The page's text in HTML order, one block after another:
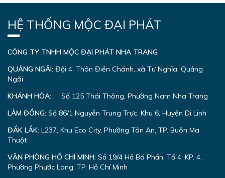
HỆ THỐNG MỘC ĐẠI PHÁT
CÔNG TY TNHH MỘC ĐẠI PHÁT NHA TRANG
QUẢNG NGÃI: Đội 4, Thôn Điền Chánh, xã Tư Nghĩa, Quảng
Ngãi
KHÁNH HÒA: Số 125 Thái Thông, Phường Nam Nha Trang
LÂM ĐỒNG: Số 86/1 Nguyễn Trung Trực, Khu 6, Huyện Di Linh
ĐẮK LẮK: L237, Khu Eco City, Phường Tân An, TP. Buôn Ma
Thuột
VĂN PHÒNG HỒ CHÍ MINH: Số 19/4 Hồ Bá Phấn, Tổ 4, KP. 4,
Phường Phước Long, TP. Hồ Chí Minh